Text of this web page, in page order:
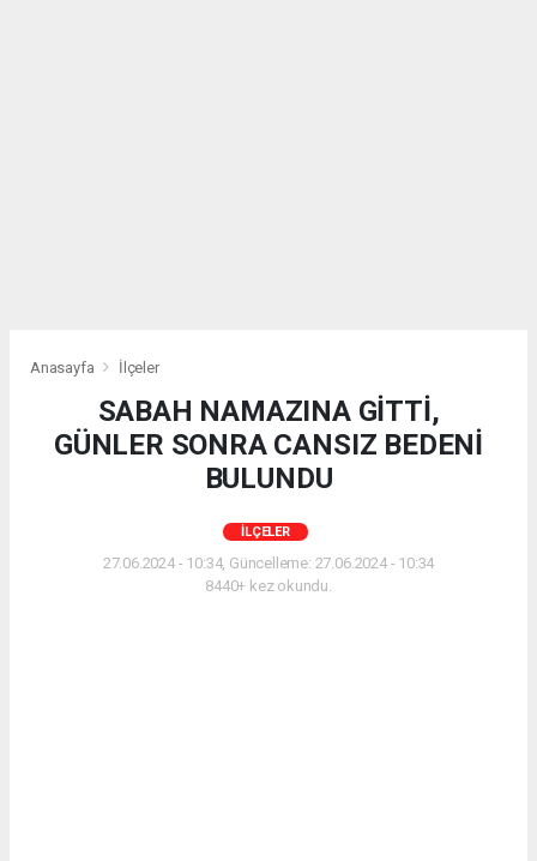
Anasayfa İlçeler
SABAH NAMAZINA GİTTİ,
GÜNLER SONRA CANSIZ BEDENİ
BULUNDU
İLÇELER
27.06.2024 - 10:34, Güncelleme: 27.06.2024 - 10:34
8440+ kez okundu.